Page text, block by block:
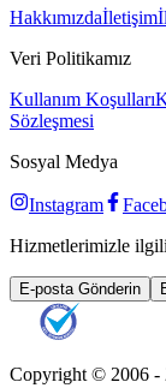
Hakkımızdaİletişim
Veri Politikamız
Kullanım Koşulları
Sözleşmesi
Sosyal Medya
Instagram
Hizmetlerimizle ilgili
E-posta Gönderin
Copyright © 2006 -